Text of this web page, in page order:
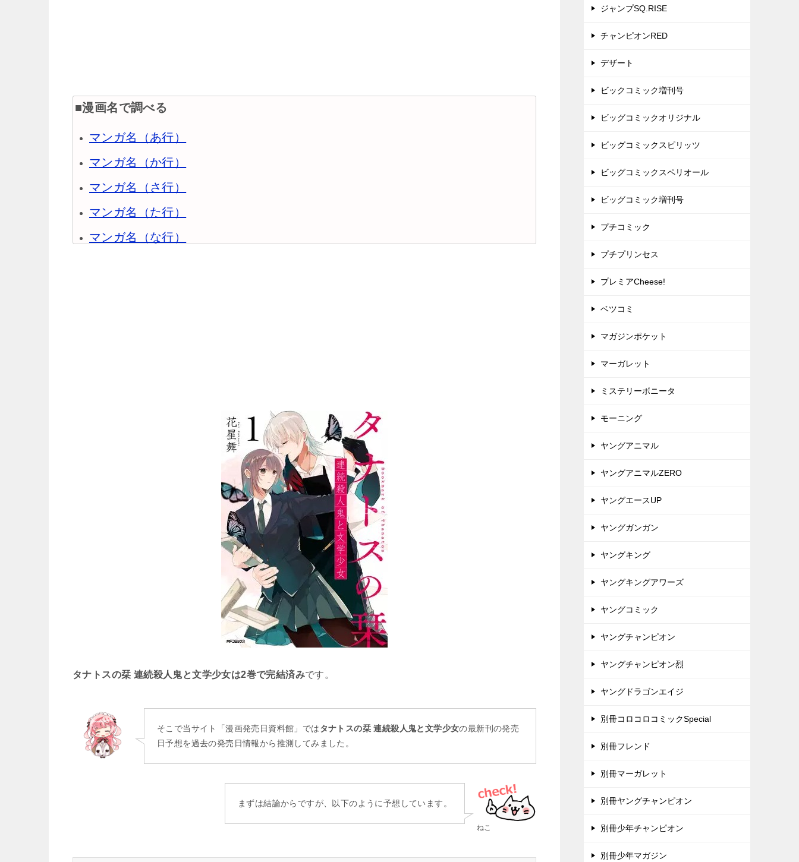
■漫画名で調べる
マンガ名（あ行）
マンガ名（か行）
マンガ名（さ行）
マンガ名（た行）
マンガ名（な行）
タナトスの栞 連続殺人鬼と文学少女は2巻で完結済みです。
そこで当サイト「漫画発売日資料館」ではタナトスの栞 連続殺人鬼と文学少女の最新刊の発売
日予想を過去の発売日情報から推測してみました。
ねこ
まずは結論からですが、以下のように予想しています。
ジャンプSQ.RISE
チャンピオンRED
デザート
ビックコミック増刊号
ビッグコミックオリジナル
ビッグコミックスピリッツ
ビッグコミックスペリオール
ビッグコミック増刊号
プチコミック
プチプリンセス
プレミアCheese!
ベツコミ
マガジンポケット
マーガレット
ミステリーボニータ
モーニング
ヤングアニマル
ヤングアニマルZERO
ヤングエースUP
ヤングガンガン
ヤングキング
ヤングキングアワーズ
ヤングコミック
ヤングチャンピオン
ヤングチャンピオン烈
ヤングドラゴンエイジ
別冊コロコロコミックSpecial
別冊フレンド
別冊マーガレット
別冊ヤングチャンピオン
別冊少年チャンピオン
別冊少年マガジン